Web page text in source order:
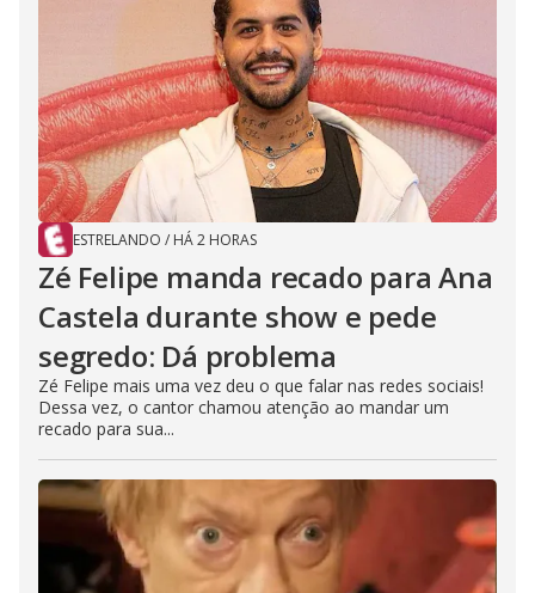
ESTRELANDO / HÁ 2 HORAS
Zé Felipe manda recado para Ana
Castela durante show e pede
segredo: Dá problema
Zé Felipe mais uma vez deu o que falar nas redes sociais!
Dessa vez, o cantor chamou atenção ao mandar um
recado para sua...